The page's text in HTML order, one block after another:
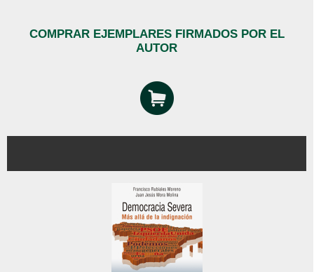
COMPRAR EJEMPLARES FIRMADOS POR EL
AUTOR